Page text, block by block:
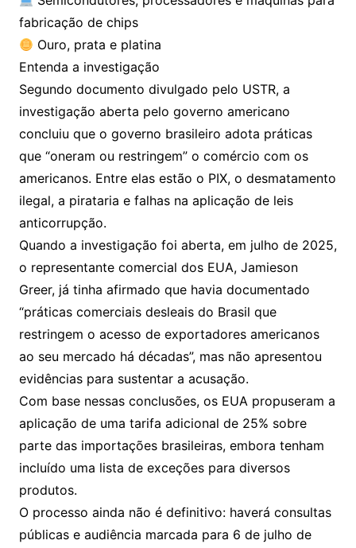
fabricação de chips
Ouro, prata e platina
Entenda a investigação
Segundo documento divulgado pelo USTR, a
investigação aberta pelo governo americano
concluiu que o governo brasileiro adota práticas
que “oneram ou restringem” o comércio com os
americanos. Entre elas estão o PIX, o desmatamento
ilegal, a pirataria e falhas na aplicação de leis
anticorrupção.
Quando a investigação foi aberta, em julho de 2025,
o representante comercial dos EUA, Jamieson
Greer, já tinha afirmado que havia documentado
“práticas comerciais desleais do Brasil que
restringem o acesso de exportadores americanos
ao seu mercado há décadas”, mas não apresentou
evidências para sustentar a acusação.
Com base nessas conclusões, os EUA propuseram a
aplicação de uma tarifa adicional de 25% sobre
parte das importações brasileiras, embora tenham
incluído uma lista de exceções para diversos
produtos.
O processo ainda não é definitivo: haverá consultas
públicas e audiência marcada para 6 de julho de